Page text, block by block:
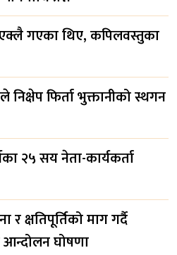
गएका थिए, कपिलवस्तुका
फिर्ता भुक्तानीको स्थगन
२५ सय नेता-कार्यकर्ता
र क्षतिपूर्तिको माग गर्दै
आन्दोलन घोषणा